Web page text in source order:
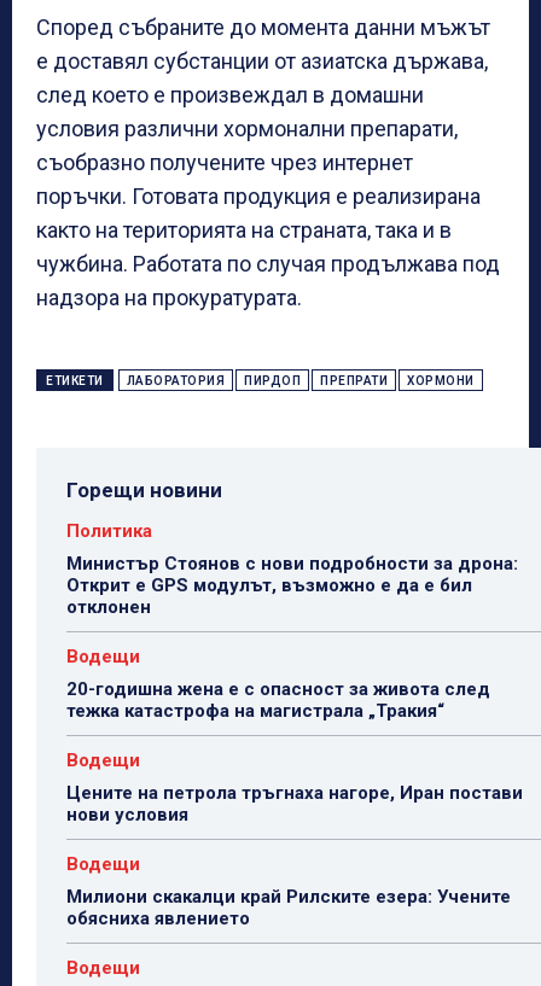
Според събраните до момента данни мъжът
е доставял субстанции от азиатска държава,
след което е произвеждал в домашни
условия различни хормонални препарати,
съобразно получените чрез интернет
поръчки. Готовата продукция е реализирана
както на територията на страната, така и в
чужбина. Работата по случая продължава под
надзора на прокуратурата.
ЕТИКЕТИ ЛАБОРАТОРИЯ ПИРДОП ПРЕПРАТИ ХОРМОНИ
Горещи новини
Политика
Министър Стоянов с нови подробности за дрона:
Открит е GPS модулът, възможно е да е бил
отклонен
Водещи
20-годишна жена е с опасност за живота след
тежка катастрофа на магистрала „Тракия“
Водещи
Цените на петрола тръгнаха нагоре, Иран постави
нови условия
Водещи
Милиони скакалци край Рилските езера: Учените
обясниха явлението
Водещи